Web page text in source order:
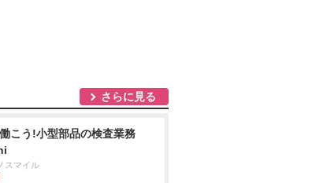
さらに見る
こう!小型部品の検査業務
スマイル